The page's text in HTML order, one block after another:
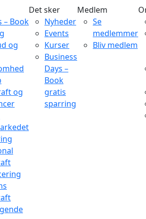
– Book
og
og
Det sker
Nyheder
Events
Kurser
Business
Days –
Book
gratis
sparring
Medlem
Se
medlemmer
Bliv medlem